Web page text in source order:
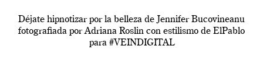
Déjate hipnotizar por la belleza de Jennifer Bucovineanu
fotografiada por Adriana Roslin con estilismo de ElPablo
para #VEINDIGITAL